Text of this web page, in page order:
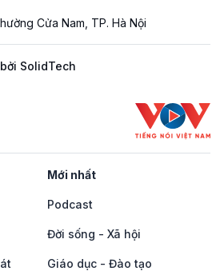
Cửa Nam, TP. Hà Nội
SolidTech
Mới nhất
Podcast
Đời sống - Xã hội
Giáo dục - Đào tạo